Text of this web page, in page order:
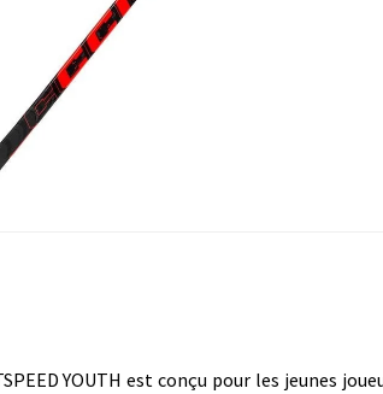
YOUTH est conçu pour les jeunes